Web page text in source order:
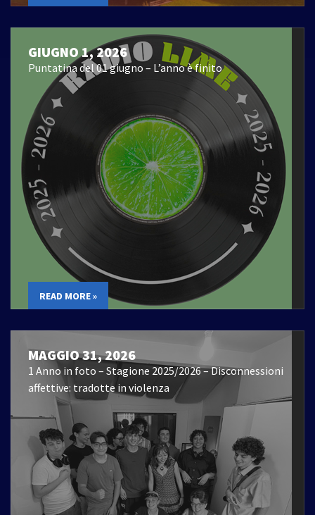
GIUGNO 1, 2026
Puntatina del 01 giugno – L’anno è finito
READ MORE »
MAGGIO 31, 2026
1 Anno in foto – Stagione 2025/2026 – Disconnessioni
affettive: tradotte in violenza